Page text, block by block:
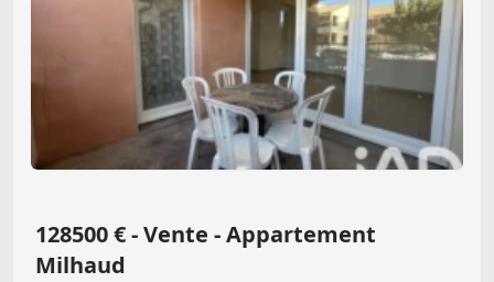
128500 € - Vente - Appartement
Milhaud